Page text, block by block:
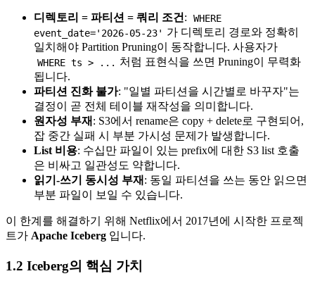
디렉토리 = 파티션 = 쿼리 조건 :
WHERE
event_date='2026-05-23' 가 디렉토리 경로와 정확히
일치해야 Partition Pruning이 동작합니다. 사용자가
WHERE ts > ... 처럼 표현식을 쓰면 Pruning이 무력화
됩니다.
파티션 진화 불가: "일별 파티션을 시간별로 바꾸자"는
결정이 곧 전체 테이블 재작성을 의미합니다.
원자성 부재 : S3에서 rename은 copy + delete로 구현되어,
잡 중간 실패 시 부분 가시성 문제가 발생합니다.
List 비용: 수십만 파일이 있는 prefix에 대한 S3 list 호출
은 비싸고 일관성도 약합니다.
읽기-쓰기 동시성 부재 : 동일 파티션을 쓰는 동안 읽으면
부분 파일이 보일 수 있습니다.
이 한계를 해결하기 위해 Netflix에서 2017년에 시작한 프로젝
트가 Apache Iceberg 입니다.
1.2 Iceberg의 핵심 가치